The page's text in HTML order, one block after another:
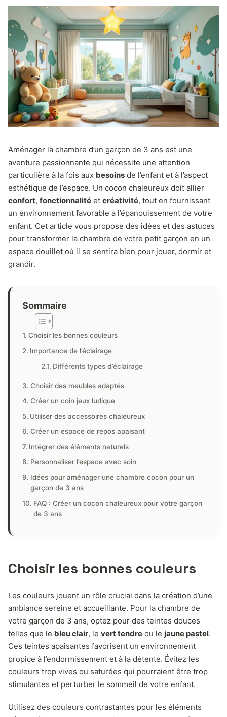
Aménager la chambre d’un garçon de 3 ans est une
aventure passionnante qui nécessite une attention
particulière à la fois aux besoins de l’enfant et à l’aspect
esthétique de l’espace. Un cocon chaleureux doit allier
confort, fonctionnalité et créativité, tout en fournissant
un environnement favorable à l’épanouissement de votre
enfant. Cet article vous propose des idées et des astuces
pour transformer la chambre de votre petit garçon en un
espace douillet où il se sentira bien pour jouer, dormir et
grandir.
Sommaire
Choisir les bonnes couleurs
Importance de l’éclairage
Différents types d’éclairage
Choisir des meubles adaptés
Créer un coin jeux ludique
Utiliser des accessoires chaleureux
Créer un espace de repos apaisant
Intégrer des éléments naturels
Personnaliser l’espace avec soin
Idées pour aménager une chambre cocon pour un
garçon de 3 ans
FAQ : Créer un cocon chaleureux pour votre garçon
de 3 ans
Choisir les bonnes couleurs
Les couleurs jouent un rôle crucial dans la création d’une
ambiance sereine et accueillante. Pour la chambre de
votre garçon de 3 ans, optez pour des teintes douces
telles que le bleu clair, le vert tendre ou le jaune pastel.
Ces teintes apaisantes favorisent un environnement
propice à l’endormissement et à la détente. Évitez les
couleurs trop vives ou saturées qui pourraient être trop
stimulantes et perturber le sommeil de votre enfant.
Utilisez des couleurs contrastantes pour les éléments